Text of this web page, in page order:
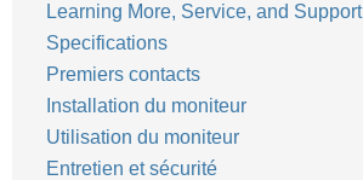
Learning More, Service, and Support
Specifications
Premiers contacts
Installation du moniteur
Utilisation du moniteur
Entretien et sécurité